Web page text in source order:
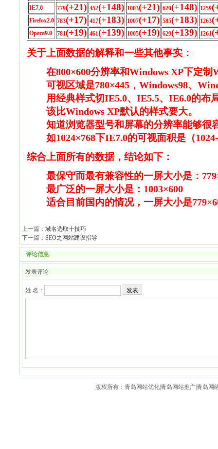
IE7.0 779(+21) 452(+148) 1003(+21) 620(+148) 1259
Firefox2.0 783(+17) 417(+183) 1007(+17) 585(+183) 1263
Opera9.0 781(+19) 461(+139) 1005(+19) 629(+139) 1261
关于上面数据的解释和一些其他事实：
在800×600分辨率和Windows XP下定
可视区域是780×445，Windows98、
用经典样式切IE5.0、IE5.5、IE6.0的布
该比Windows XP默认的样式要大。
知道浏览器型号和屏幕的分辨率能够很
如1024×768下IE7.0的可视面积是（
综合上面所有的数据，结论如下：
最保守而最有兼容性的一屏大小是：
最广泛的一屏大小是：1003×600
适合目前国内的情况，一屏大小是
上一篇： 域名选取十技巧
下一篇： SEO之网站建设指导
评论信息
发表评论
姓 名： 发表
版权所有：青岛网站优化|青岛网站推广|青岛网